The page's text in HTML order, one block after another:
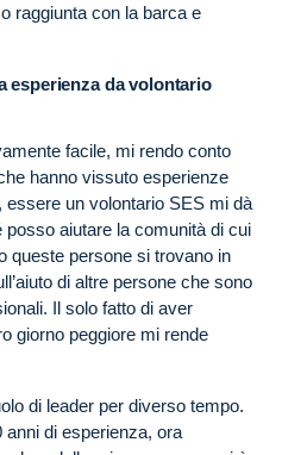
raggiunta con la barca e
esperienza da volontario
facile, mi rendo conto
hanno vissuto esperienze
un volontario SES mi dà
aiutare la comunità di cui
queste persone si trovano in
di altre persone che sono
Il solo fatto di aver
giorno peggiore mi rende
di leader per diverso tempo.
di esperienza, ora